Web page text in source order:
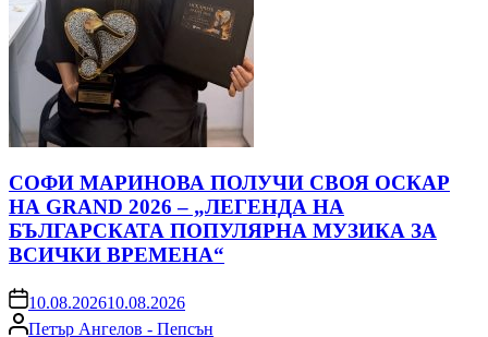
СОФИ МАРИНОВА ПОЛУЧИ СВОЯ ОСКАР
НА GRAND 2026 – „ЛЕГЕНДА НА
БЪЛГАРСКАТА ПОПУЛЯРНА МУЗИКА ЗА
ВСИЧКИ ВРЕМЕНА“
on 10.08.202610.08.2026
PostedПетър Ангелов - Пепсън